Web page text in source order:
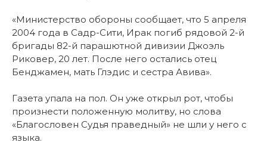
«Министерство обороны сообщает, что 5 апреля
2004 года в Садр-Сити, Ирак погиб рядовой 2-й
бригады 82-й парашютной дивизии Джоэль
Риковер, 20 лет. После него остались отец
Бенджамен, мать Глэдис и сестра Авива».
Газета упала на пол. Он уже открыл рот, чтобы
произнести положенную молитву, но слова
«Благословен Судья праведный» не шли у него с
языка.